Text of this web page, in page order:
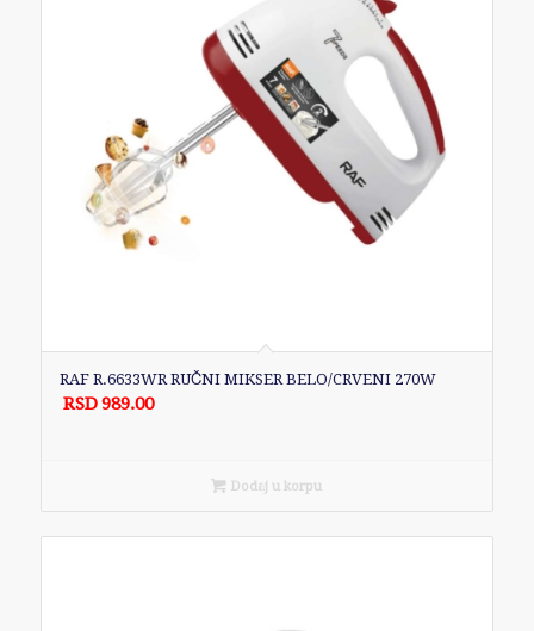
RAF R.6633WR RUČNI MIKSER BELO/CRVENI 270W
RSD989.00
Dodaj u korpu